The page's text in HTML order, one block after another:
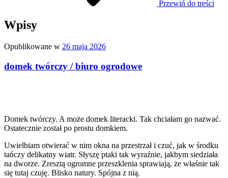
Przewiń do treści
Wpisy
Opublikowane w 26 maja 2026
domek twórczy / biuro ogrodowe
Domek twórczy. A może domek literacki. Tak chciałam go nazwać.
Ostatecznie został po prostu domkiem.
Uwielbiam otwierać w nim okna na przestrzał i czuć, jak w środku
tańczy delikatny wiatr. Słyszę ptaki tak wyraźnie, jakbym siedziała
na dworze. Zresztą ogromne przeszklenia sprawiają, że właśnie tak
się tutaj czuję. Blisko natury. Spójna z nią.